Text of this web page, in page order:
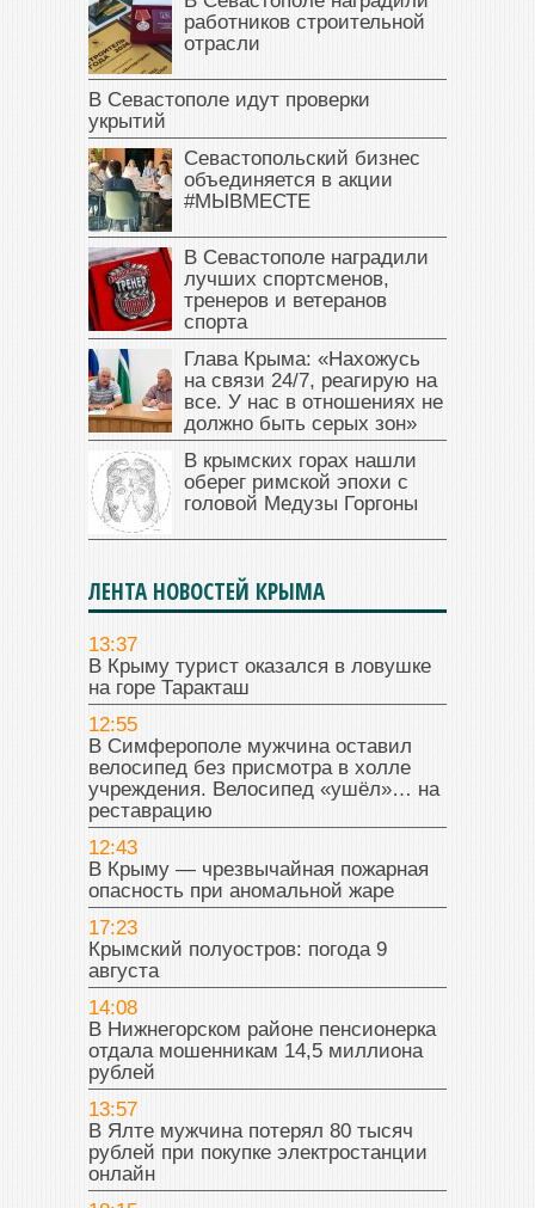
работников строительной
отрасли
В Севастополе идут проверки
укрытий
Севастопольский бизнес
объединяется в акции
#МЫВМЕСТЕ
В Севастополе наградили
лучших спортсменов,
тренеров и ветеранов
спорта
Глава Крыма: «Нахожусь
на связи 24/7, реагирую на
все. У нас в отношениях не
должно быть серых зон»
В крымских горах нашли
оберег римской эпохи с
головой Медузы Горгоны
ЛЕНТА НОВОСТЕЙ КРЫМА
13:37
В Крыму турист оказался в ловушке
на горе Таракташ
12:55
В Симферополе мужчина оставил
велосипед без присмотра в холле
учреждения. Велосипед «ушёл»… на
реставрацию
12:43
В Крыму — чрезвычайная пожарная
опасность при аномальной жаре
17:23
Крымский полуостров: погода 9
августа
14:08
В Нижнегорском районе пенсионерка
отдала мошенникам 14,5 миллиона
рублей
13:57
В Ялте мужчина потерял 80 тысяч
рублей при покупке электростанции
онлайн